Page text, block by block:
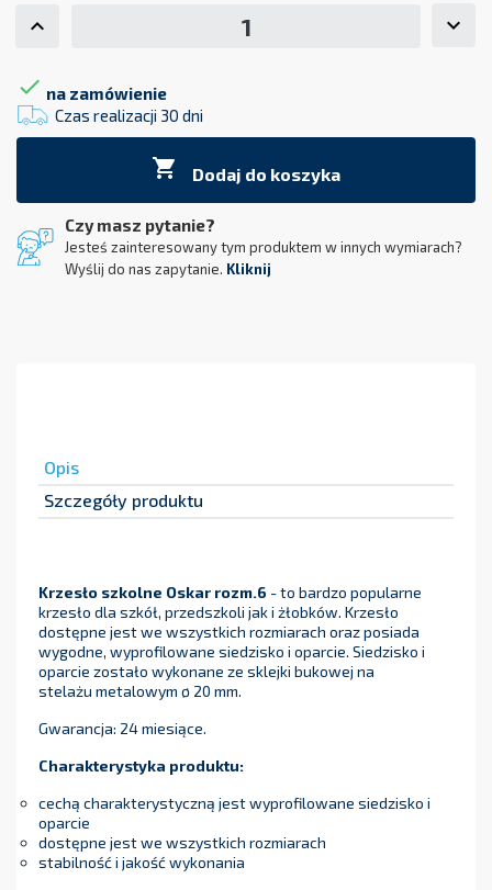
 na zamówienie
Czas realizacji 30 dni
 Dodaj do koszyka
Czy masz pytanie?
Jesteś zainteresowany tym produktem w innych wymiarach?
Wyślij do nas zapytanie. Kliknij
Opis
Szczegóły produktu
Krzesło szkolne Oskar rozm.6 - to bardzo popularne
krzesło dla szkół, przedszkoli jak i żłobków. Krzesło
dostępne jest we wszystkich rozmiarach oraz posiada
wygodne, wyprofilowane siedzisko i oparcie. Siedzisko i
oparcie zostało wykonane ze sklejki bukowej na
stelażu metalowym ø 20 mm.
Gwarancja: 24 miesiące.
Charakterystyka produktu:
cechą charakterystyczną jest wyprofilowane siedzisko i
oparcie
dostępne jest we wszystkich rozmiarach
stabilność i jakość wykonania